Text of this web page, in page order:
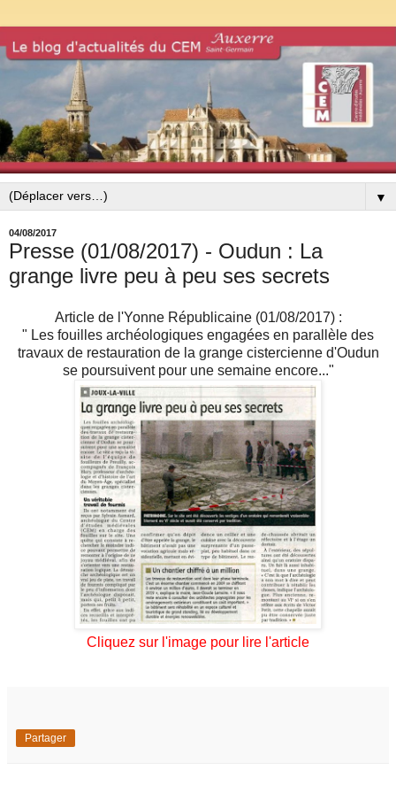
▼
04/08/2017
Presse (01/08/2017) - Oudun : La
grange livre peu à peu ses secrets
Article de l'Yonne Républicaine (01/08/2017) :
" Les fouilles archéologiques engagées en parallèle des
travaux de restauration de la grange cistercienne d'Oudun
se poursuivent pour une semaine encore..."
Cliquez sur l'image pour lire l'article
Partager